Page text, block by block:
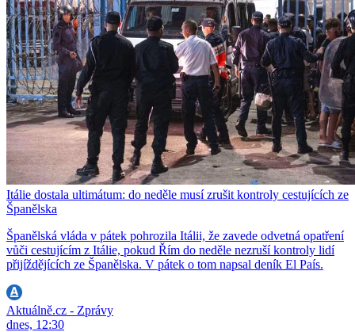
Itálie dostala ultimátum: do neděle musí zrušit kontroly cestujících ze
Španělska
Španělská vláda v pátek pohrozila Itálii, že zavede odvetná opatření
vůči cestujícím z Itálie, pokud Řím do neděle nezruší kontroly lidí
přijíždějících ze Španělska. V pátek o tom napsal deník El País.
Aktuálně.cz - Zprávy
dnes, 12:30